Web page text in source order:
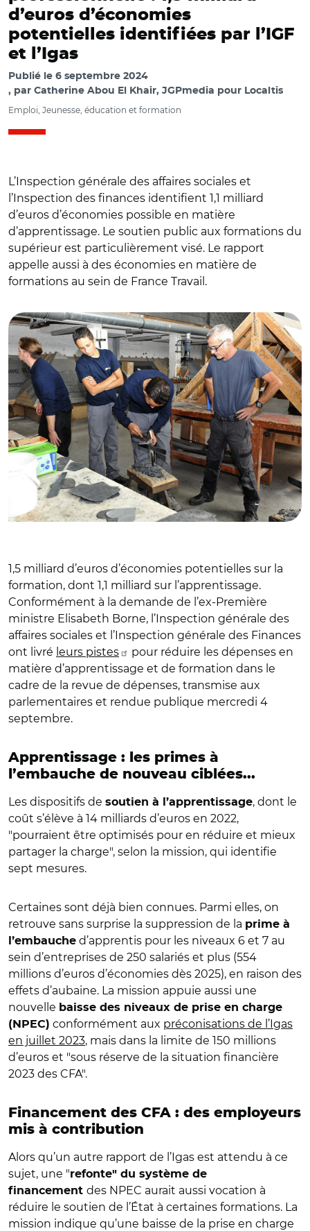
d’euros d’économies
potentielles identifiées par l’IGF
et l’Igas
Publié le 6 septembre 2024
par Catherine Abou El Khair, JGPmedia pour Localtis
Emploi, Jeunesse, éducation et formation
L’Inspection générale des affaires sociales et
l’Inspection des finances identifient 1,1 milliard
d’euros d’économies possible en matière
d’apprentissage. Le soutien public aux formations du
supérieur est particulièrement visé. Le rapport
appelle aussi à des économies en matière de
formations au sein de France Travail.
1,5 milliard d’euros d’économies potentielles sur la
formation, dont 1,1 milliard sur l’apprentissage.
Conformément à la demande de l’ex-Première
ministre Elisabeth Borne, l’Inspection générale des
affaires sociales et l’Inspection générale des Finances
ont livré leurs pistes
pour réduire les dépenses en
matière d’apprentissage et de formation dans le
cadre de la revue de dépenses, transmise aux
parlementaires et rendue publique mercredi 4
septembre.
Apprentissage : les primes à
l’embauche de nouveau ciblées...
Les dispositifs de soutien à l’apprentissage, dont le
coût s’élève à 14 milliards d’euros en 2022,
"pourraient être optimisés pour en réduire et mieux
partager la charge", selon la mission, qui identifie
sept mesures.
Certaines sont déjà bien connues. Parmi elles, on
retrouve sans surprise la suppression de la prime à
l’embauche d’apprentis pour les niveaux 6 et 7 au
sein d’entreprises de 250 salariés et plus (554
millions d’euros d’économies dès 2025), en raison des
effets d’aubaine. La mission appuie aussi une
nouvelle baisse des niveaux de prise en charge
(NPEC) conformément aux préconisations de l’Igas
en juillet 2023, mais dans la limite de 150 millions
d’euros et "sous réserve de la situation financière
2023 des CFA".
Financement des CFA : des employeurs
mis à contribution
Alors qu’un autre rapport de l’Igas est attendu à ce
sujet, une "refonte" du système de
financement des NPEC aurait aussi vocation à
réduire le soutien de l’État à certaines formations. La
mission indique qu’une baisse de la prise en charge